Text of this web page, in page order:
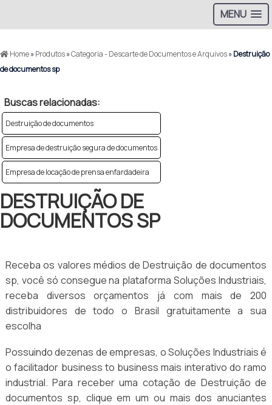
MENU
Home»Produtos»Categoria - Descarte de Documentos e Arquivos»Destruição
de documentos sp
Buscas relacionadas:
Destruição de documentos
Empresa de destruição segura de documentos
Empresa de locação de prensa enfardadeira
DESTRUIÇÃO DE
DOCUMENTOS SP
Receba os valores médios de Destruição de documentos
sp, você só consegue na plataforma Soluções Industriais,
receba diversos orçamentos já com mais de 200
distribuidores de todo o Brasil gratuitamente a sua
escolha
Possuindo dezenas de empresas, o Soluções Industriais é
o facilitador business to business mais interativo do ramo
industrial. Para receber uma cotação de Destruição de
documentos sp, clique em um ou mais dos anuciantes